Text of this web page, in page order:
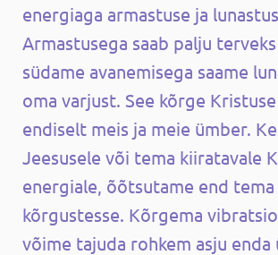
energiaga armastuse ja
Armastusega saab palju
südame avanemisega saame
oma varjust. See kõrge
endiselt meis ja meie ümber.
Jeesusele või tema kiiratavale
energiale, õõtsutame end tema
kõrgustesse. Kõrgema
võime tajuda rohkem asju enda